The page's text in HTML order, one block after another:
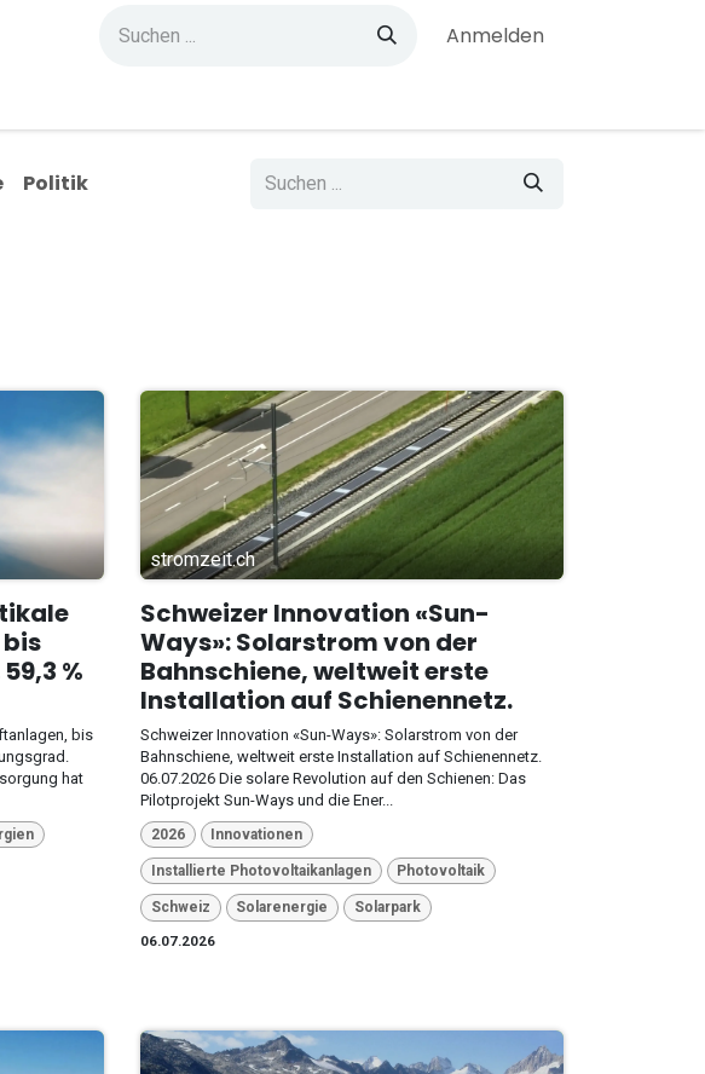
Anmelden
Politik
%
bis
hat
stromzeit.ch
Schweizer Innovation «Sun-
Ways»: Solarstrom von der
Bahnschiene, weltweit erste
Installation auf Schienennetz.
Schweizer Innovation «Sun-Ways»: Solarstrom von der
Bahnschiene, weltweit erste Installation auf Schienennetz.
06.07.2026 Die solare Revolution auf den Schienen: Das
Pilotprojekt Sun-Ways und die Ener...
2026 Innovationen
Installierte Photovoltaikanlagen Photovoltaik
Schweiz Solarenergie
Solarpark
06.07.2026